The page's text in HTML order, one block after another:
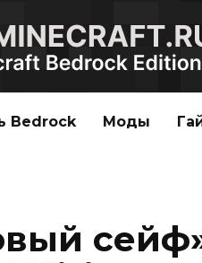
Bedrock Моды